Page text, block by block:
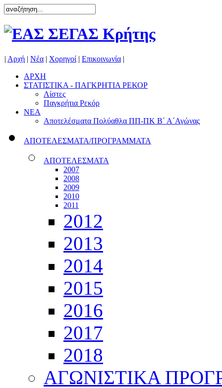
| Αρχή | Νέα | Χορηγοί | Επικοινωνία |
ΑΡΧΗ
ΣΤΑΤΙΣΤΙΚΑ - ΠΑΓΚΡΗΤΙΑ ΡΕΚΟΡ
Λίστες
Παγκρήτια Ρεκόρ
ΝΕΑ
Αποτελέσματα Πολύαθλα ΠΠ-ΠΚ Β΄ Α΄Αγώνας
ΑΠΟΤΕΛΕΣΜΑΤΑ/ΠΡΟΓΡΑΜΜΑΤΑ
ΑΠΟΤΕΛΕΣΜΑΤΑ
2007
2008
2009
2010
2011
2012
2013
2014
2015
2016
2017
2018
ΑΓΩΝΙΣΤΙΚΑ